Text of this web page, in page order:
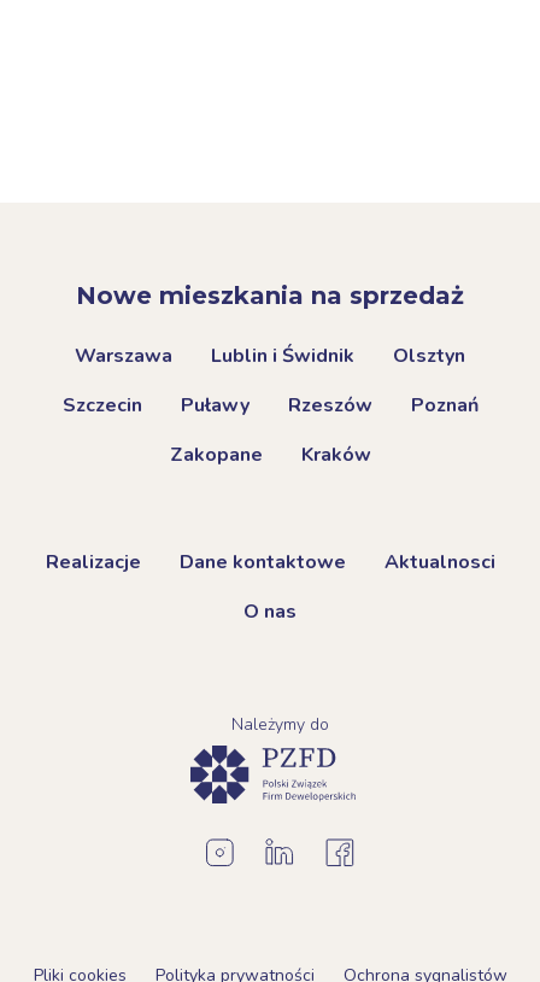
Nowe mieszkania na sprzedaż
Warszawa Lublin i Świdnik
Olsztyn
Szczecin
Puławy Rzeszów
Poznań
Zakopane
Kraków
Realizacje Dane kontaktowe
Aktualnosci
O nas
Należymy do
Pliki cookies Polityka prywatności
Ochrona sygnalistów